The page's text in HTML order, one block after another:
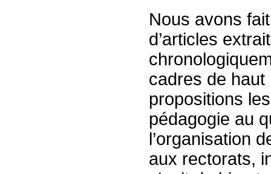
Nous avons
d’articles
cadres de
propositions
pédagogie au
l’organisation
aux rectorats,